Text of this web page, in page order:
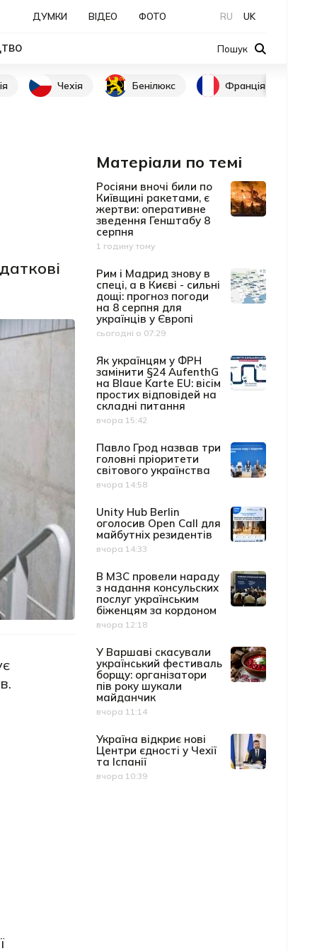
ДУМКИ ВІДЕО ФОТО RU UK
Пошук
Чехія Бенілюкс Франція
Матеріали по темі
Росіяни вночі били по
Київщині ракетами, є
жертви: оперативне
зведення Генштабу 8
серпня
Дата публікації
1 годину тому
Рим і Мадрид знову в
спеці, а в Києві - сильні
дощі: прогноз погоди
на 8 серпня для
українців у Європі
Дата публікації
сьогодні о 07:29
Як українцям у ФРН
замінити §24 AufenthG
на Blaue Karte EU: вісім
простих відповідей на
складні питання
Дата публікації
вчора 15:42
Павло Грод назвав три
головні пріоритети
світового українства
Дата публікації
вчора 14:58
Unity Hub Berlin
оголосив Open Call для
майбутніх резидентів
Дата публікації
вчора 14:33
В МЗС провели нараду
з надання консульских
послуг українським
біженцям за кордоном
Дата публікації
вчора 12:18
У Варшаві скасували
український фестиваль
борщу: організатори
пів року шукали
майданчик
Дата публікації
вчора 11:14
Україна відкриє нові
Центри єдності у Чехії
та Іспанії
Дата публікації
вчора 10:39